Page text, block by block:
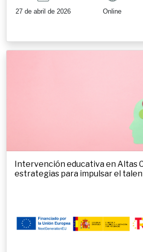
27 de abril de 2026 Online
Intervención educativa en Altas
estrategias para impulsar el